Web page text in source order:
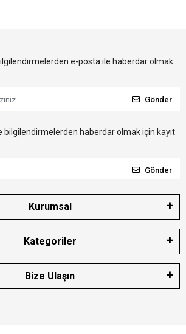
e-posta ile haberdar olmak
Gönder
bilgilendirmelerden haberdar olmak için kayıt
Gönder
Kurumsal
Kategoriler
Bize Ulaşın